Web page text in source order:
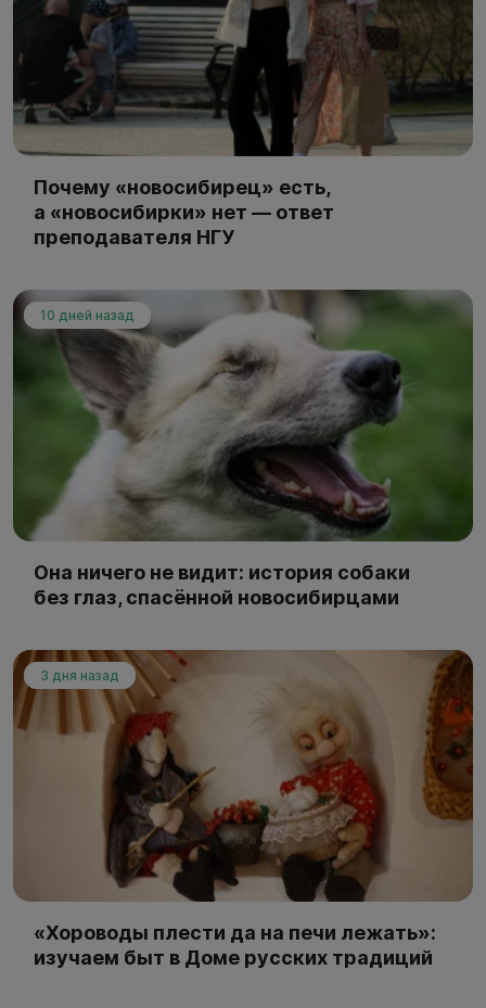
Почему «новосибирец» есть,
а «новосибирки» нет — ответ
преподавателя НГУ
10 дней назад
Она ничего не видит: история собаки
без глаз, спасённой новосибирцами
3 дня назад
«Хороводы плести да на печи лежать»:
изучаем быт в Доме русских традиций